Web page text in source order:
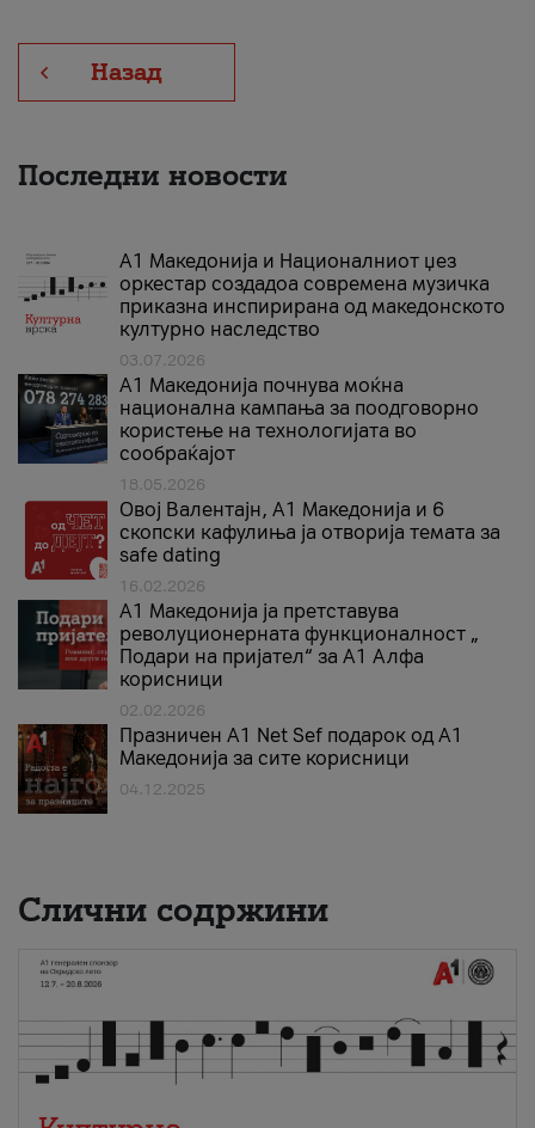
Назад
Последни новости
А1 Македонија и Националниот џез
оркестар создадоа современа музичка
приказна инспирирана од македонското
културно наследство
03.07.2026
A1 Македонија почнува моќна
национална кампања за поодговорно
користење на технологијата во
сообраќајот
18.05.2026
Овој Валентајн, A1 Македонија и 6
скопски кафулиња ја отворија темата за
safe dating
16.02.2026
А1 Македонија ја претставува
револуционерната функционалност „
Подари на пријател“ за А1 Алфа
корисници
02.02.2026
Празничен A1 Net Sеf подарок од А1
Македонија за сите корисници
04.12.2025
Слични содржини